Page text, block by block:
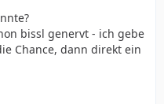
bissl genervt - ich gebe
Chance, dann direkt ein